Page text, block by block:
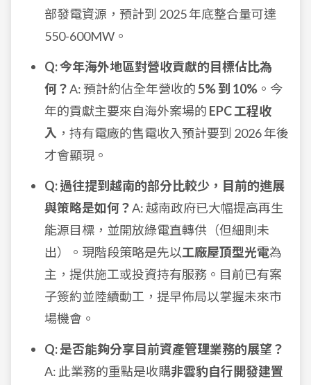
部發電資源，預計到 2025 年底整合量可達
550-600MW。
Q: 今年海外地區對營收貢獻的目標佔比為
何？A: 預計約佔全年營收的5% 到 10% 。今
年的貢獻主要來自海外案場的 EPC 工程收
入 ，持有電廠的售電收入預計要到 2026 年後
才會顯現。
Q: 過往提到越南的部分比較少，目前的進展
與策略是如何？A: 越南政府已大幅提高再生
能源目標，並開放綠電直轉供（但細則未
出）。現階段策略是先以工廠屋頂型光電為
主，提供施工或投資持有服務。目前已有案
子簽約並陸續動工，提早佈局以掌握未來市
場機會。
Q: 是否能夠分享目前資產管理業務的展望？
A: 此業務的重點是收購非雲豹自行開發建置